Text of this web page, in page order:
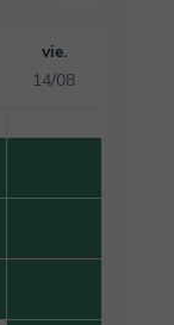
vie.
14/08